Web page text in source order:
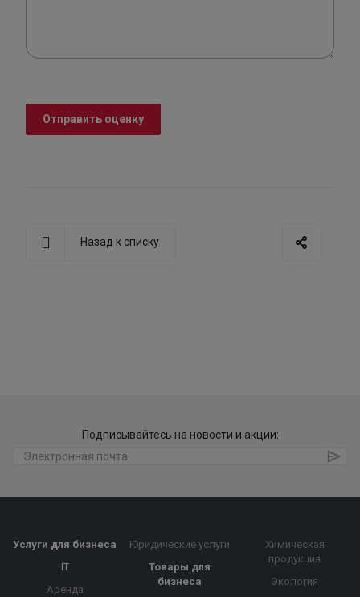
Отправить оценку
Назад к списку
Подписывайтесь на новости и акции:
Услуги для бизнеса
IT
Аренда
Юридические услуги
Товары для
бизнеса
Химическая
продукция
Экология